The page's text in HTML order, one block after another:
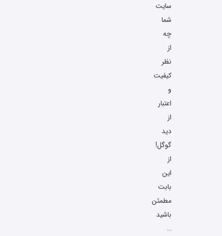
سایت
شما
چه
از
نظر
کیفیت
و
اعتبار
از
دید
گوگل!
از
این
بابت
مطمئن
باشید
…